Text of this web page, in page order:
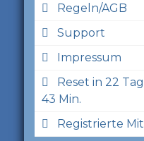
Regeln/AGB
Support
Impressum
Reset in 22
43 Min.
Registrierte